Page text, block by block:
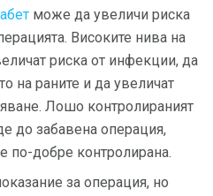
може да увеличи риска
Високите нива на
риска от инфекции, да
на раните и да увеличат
Лошо контролираният
до забавена операция,
по-добре контролирана.
за операция, но